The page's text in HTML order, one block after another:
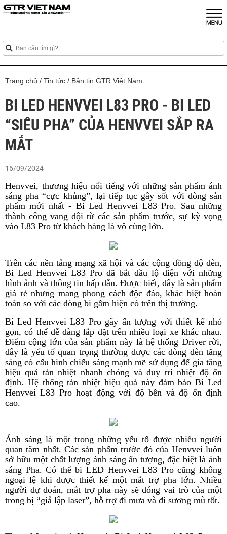
Trang chủ / Tin tức / Bản tin GTR Việt Nam
BI LED HENVVEI L83 PRO - BI LED
“SIÊU PHA” CỦA HENVVEI SẮP RA
MẮT
16/09/2024
Henvvei, thương hiệu nổi tiếng với những sản phẩm ánh
sáng pha “cực khủng”, lại tiếp tục gây sốt với dòng sản
phẩm mới nhất - Bi Led Henvvei L83 Pro. Sau những
thành công vang dội từ các sản phẩm trước, sự kỳ vọng
vào L83 Pro từ khách hàng là vô cùng lớn.
Trên các nền tảng mạng xã hội và các cộng đồng độ đèn,
Bi Led Henvvei L83 Pro đã bắt đầu lộ diện với những
hình ảnh và thông tin hấp dẫn. Được biết, đây là sản phẩm
giá rẻ nhưng mang phong cách độc đáo, khác biệt hoàn
toàn so với các dòng bi gầm hiện có trên thị trường.
Bi Led Henvvei L83 Pro gây ấn tượng với thiết kế nhỏ
gọn, có thể dễ dàng lắp đặt trên nhiều loại xe khác nhau.
Điểm cộng lớn của sản phẩm này là hệ thống Driver rời,
đây là yếu tố quan trọng thường được các dòng đèn tăng
sáng có cấu hình chiếu sáng mạnh mẽ sử dụng để gia tăng
hiệu quả tản nhiệt nhanh chóng và duy trì nhiệt độ ổn
định. Hệ thống tản nhiệt hiệu quả này đảm bảo Bi Led
Henvvei L83 Pro hoạt động với độ bền và độ ổn định
cao.
Ánh sáng là một trong những yếu tố được nhiều người
quan tâm nhất. Các sản phẩm trước đó của Henvvei luôn
sở hữu một chất lượng ánh sáng ấn tượng, đặc biệt là ánh
sáng Pha. Có thể bi LED Henvvei L83 Pro cũng không
ngoại lệ khi được thiết kế một mắt trợ pha lớn. Nhiều
người dự đoán, mắt trợ pha này sẽ đóng vai trò của một
trong bị “giả lập laser”, hỗ trợ đi mưa và đi sương mù tốt.